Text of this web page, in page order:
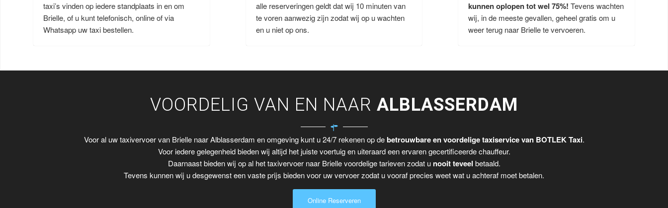
taxi’s vinden op iedere standplaats in en om
Brielle, of u kunt telefonisch, online of via
Whatsapp uw taxi bestellen.
alle reserveringen geldt dat wij 10 minuten van
te voren aanwezig zijn zodat wij op u wachten
en u niet op ons.
kunnen oplopen tot wel 75%!Tevens wachten
wij, in de meeste gevallen, geheel gratis om u
weer terug naar Brielle te vervoeren.
VOORDELIG VAN EN NAAR ALBLASSERDAM
Voor al uw taxivervoer van Brielle naar Alblasserdam en omgeving kunt u 24/7 rekenen op debetrouwbare en voordelige taxiservice van BOTLEK Taxi.
Voor iedere gelegenheid bieden wij altijd het juiste voertuig en uiteraard een ervaren gecertificeerde chauffeur.
Daarnaast bieden wij op al het taxivervoer naar Brielle voordelige tarieven zodat u nooit teveel betaald.
Tevens kunnen wij u desgewenst een vaste prijs bieden voor uw vervoer zodat u vooraf precies weet wat u achteraf moet betalen.
Online Reserveren